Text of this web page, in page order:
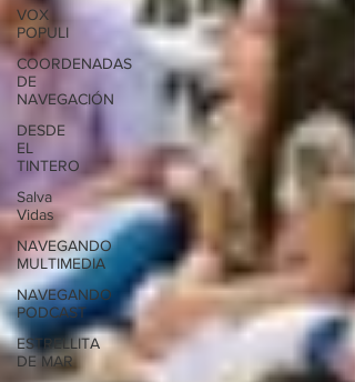
VOX
POPULI
COORDENADAS
DE
NAVEGACIÓN
DESDE
EL
TINTERO
Salva
Vidas
NAVEGANDO
MULTIMEDIA
NAVEGANDO
PODCAST
ESTRELLITA
DE MAR